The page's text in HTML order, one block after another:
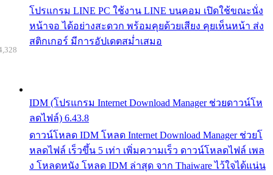
โปรแกรม LINE PC ใช้งาน LINE บนคอม เปิดใช้ขณะนั่ง
หน้าจอ ได้อย่างสะดวก พร้อมคุยด้วยเสียง คุยเห็นหน้า ส่ง
สติกเกอร์ มีการอัปเดตสม่ำเสมอ
IDM (โปรแกรม Internet Download Manager ช่วยดาวน์โห
ลดไฟล์) 6.43.8
ดาวน์โหลด IDM โหลด Internet Download Manager ช่วยโ
หลดไฟล์ เร็วขึ้น 5 เท่า เพิ่มความเร็ว ดาวน์โหลดไฟล์ เพล
ง โหลดหนัง โหลด IDM ล่าสุด จาก Thaiware ไว้ใจได้แน่น